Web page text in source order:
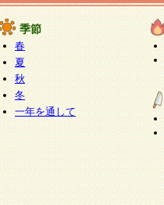
季節
春
夏
秋
冬
一年を通して